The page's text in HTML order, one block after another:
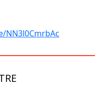
NN3l0CmrbAc